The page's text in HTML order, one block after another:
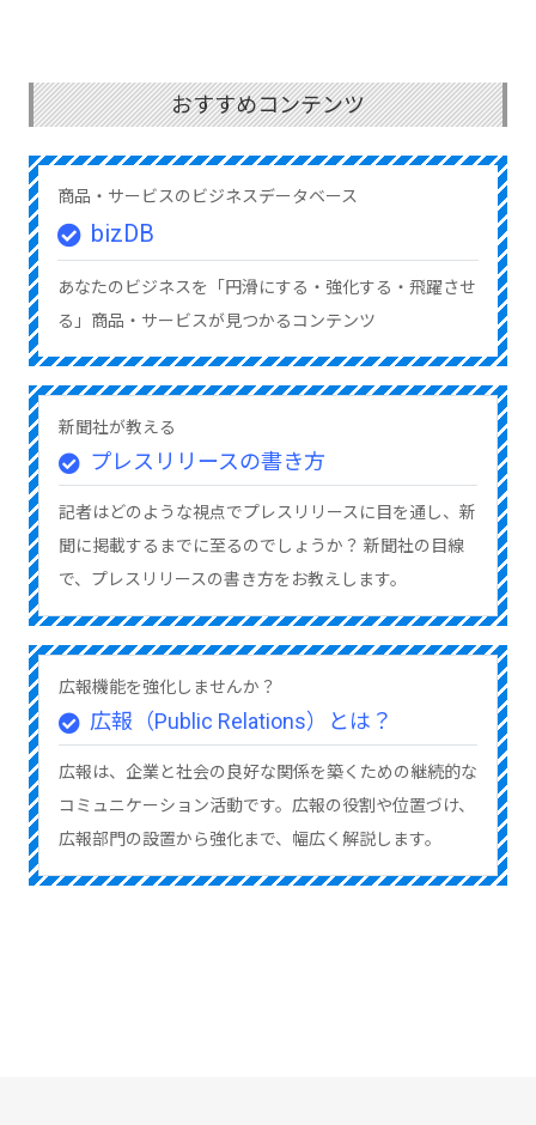
おすすめコンテンツ
商品・サービスのビジネスデータベース
bizDB
あなたのビジネスを「円滑にする・強化する・飛躍させ
る」商品・サービスが見つかるコンテンツ
新聞社が教える
プレスリリースの書き方
記者はどのような視点でプレスリリースに目を通し、新
聞に掲載するまでに至るのでしょうか？ 新聞社の目線
で、プレスリリースの書き方をお教えします。
広報機能を強化しませんか？
広報（Public Relations）とは？
広報は、企業と社会の良好な関係を築くための継続的な
コミュニケーション活動です。広報の役割や位置づけ、
広報部門の設置から強化まで、幅広く解説します。